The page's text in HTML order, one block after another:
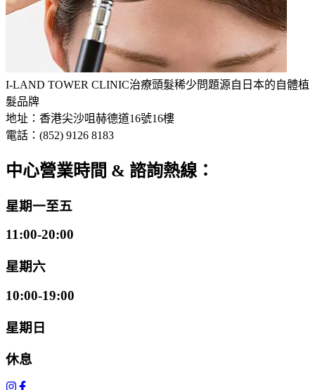
I-LAND TOWER CLINIC治療頭髮稀少問題源自日本的自體植
髮品牌
地址：香港尖沙咀赫德道16號16樓
電話：(852) 9126 8183
中心營業時間 & 諮詢熱線：
星期一至五
11:00-20:00
星期六
10:00-19:00
星期日
休息